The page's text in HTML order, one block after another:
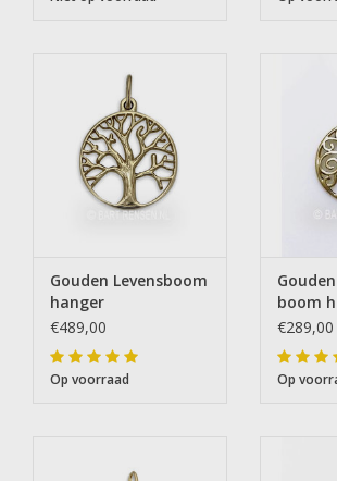
Gouden Levensboom
hanger
€489,00
Op voorraad
boom
€289,00
Op